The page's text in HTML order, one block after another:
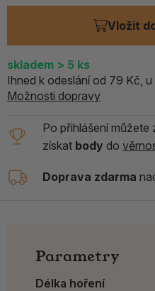
skladem > 5 ks
Ihned k odeslání od 79 Kč,
Možnosti dopravy
Po přihlášení
získat body do
Doprava zdarma
Parametry
Délka hoření